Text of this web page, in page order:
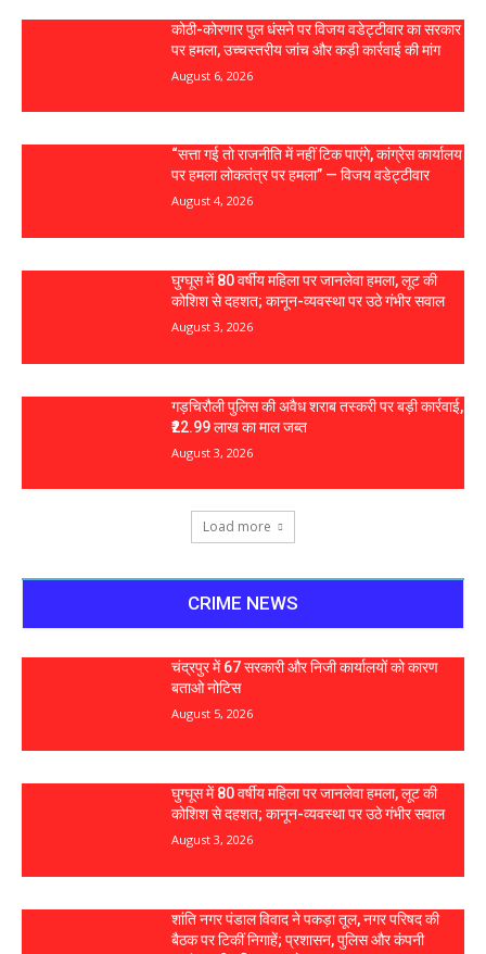
कोठी-कोरणार पुल धंसने पर विजय वडेट्टीवार का सरकार
पर हमला, उच्चस्तरीय जांच और कड़ी कार्रवाई की मांग
August 6, 2026
“सत्ता गई तो राजनीति में नहीं टिक पाएंगे, कांग्रेस कार्यालय
पर हमला लोकतंत्र पर हमला” — विजय वडेट्टीवार
August 4, 2026
घुग्घूस में 80 वर्षीय महिला पर जानलेवा हमला, लूट की
कोशिश से दहशत; कानून-व्यवस्था पर उठे गंभीर सवाल
August 3, 2026
गड़चिरौली पुलिस की अवैध शराब तस्करी पर बड़ी कार्रवाई,
₹22.99 लाख का माल जब्त
August 3, 2026
Load more
CRIME NEWS
चंद्रपुर में 67 सरकारी और निजी कार्यालयों को कारण
बताओ नोटिस
August 5, 2026
घुग्घूस में 80 वर्षीय महिला पर जानलेवा हमला, लूट की
कोशिश से दहशत; कानून-व्यवस्था पर उठे गंभीर सवाल
August 3, 2026
शांति नगर पंडाल विवाद ने पकड़ा तूल, नगर परिषद की
बैठक पर टिकीं निगाहें; प्रशासन, पुलिस और कंपनी